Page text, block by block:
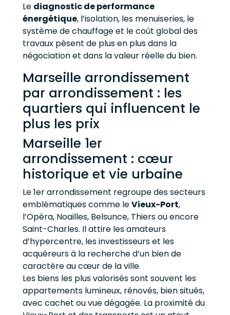
Le diagnostic de performance
énergétique, l’isolation, les menuiseries, le
système de chauffage et le coût global des
travaux pèsent de plus en plus dans la
négociation et dans la valeur réelle du bien.
Marseille arrondissement
par arrondissement : les
quartiers qui influencent le
plus les prix
Marseille 1er
arrondissement : cœur
historique et vie urbaine
Le 1er arrondissement regroupe des secteurs
emblématiques comme leVieux-Port,
l’Opéra, Noailles, Belsunce, Thiers ou encore
Saint-Charles. Il attire les amateurs
d’hypercentre, les investisseurs et les
acquéreurs à la recherche d’un bien de
caractère au cœur de la ville.
Les biens les plus valorisés sont souvent les
appartements lumineux, rénovés, bien situés,
avec cachet ou vue dégagée. La proximité du